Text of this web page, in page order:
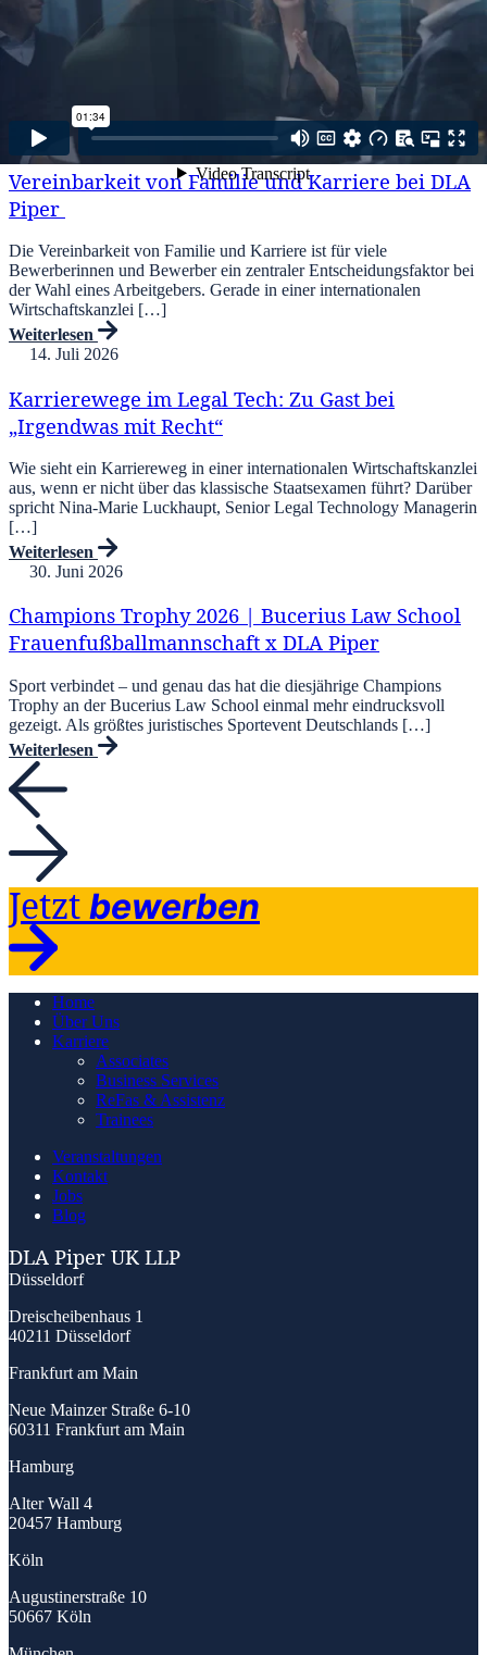
21. Juli 2026
Vereinbarkeit von Familie und Karriere bei DLA
Piper
Die Vereinbarkeit von Familie und Karriere ist für viele
Bewerberinnen und Bewerber ein zentraler Entscheidungsfaktor bei
der Wahl eines Arbeitgebers. Gerade in einer internationalen
Wirtschaftskanzlei […]
Weiterlesen
14. Juli 2026
Karrierewege im Legal Tech: Zu Gast bei
„Irgendwas mit Recht“
Wie sieht ein Karriereweg in einer internationalen Wirtschaftskanzlei
aus, wenn er nicht über das klassische Staatsexamen führt? Darüber
spricht Nina-Marie Luckhaupt, Senior Legal Technology Managerin
[…]
Weiterlesen
30. Juni 2026
Champions Trophy 2026 | Bucerius Law School
Frauenfußballmannschaft x DLA Piper
Sport verbindet – und genau das hat die diesjährige Champions
Trophy an der Bucerius Law School einmal mehr eindrucksvoll
gezeigt. Als größtes juristisches Sportevent Deutschlands […]
Weiterlesen
Jetzt bewerben
Home
Über Uns
Karriere
Associates
Business Services
ReFas & Assistenz
Trainees
Veranstaltungen
Kontakt
Jobs
Blog
DLA Piper UK LLP
Düsseldorf
Dreischeibenhaus 1
40211 Düsseldorf
Frankfurt am Main
Neue Mainzer Straße 6-10
60311 Frankfurt am Main
Hamburg
Alter Wall 4
20457 Hamburg
Köln
Augustinerstraße 10
50667 Köln